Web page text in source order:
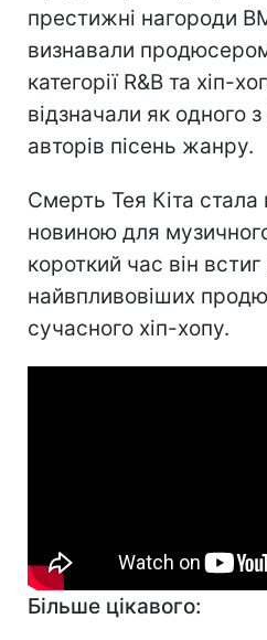
престижні нагороди
визнавали
категорії R&B та хіп-
відзначали як одного
авторів пісень жанру.
Смерть Тея Кіта
новиною для
короткий час він
найвпливовіших
сучасного хіп-хопу.
Більше цікавого: